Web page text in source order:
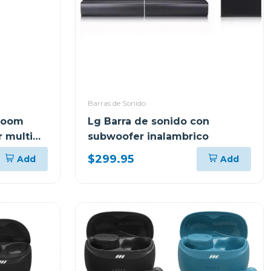
multi
Add
Barras de Sonido
Lg Barra de sonido con
subwoofer inalambrico
$299.95 Add